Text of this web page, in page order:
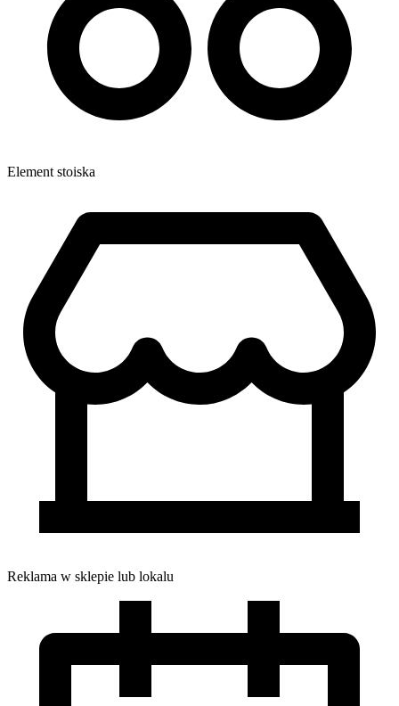
Element stoiska
Reklama w sklepie lub lokalu